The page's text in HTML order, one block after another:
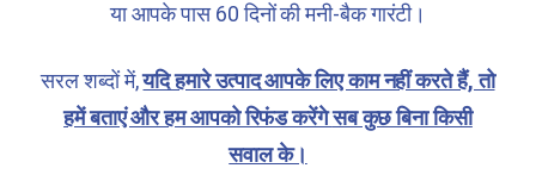
या आपके पास 60 दिनों की मनी-बैकगारंटी।
सरल शब्दों में,यदि हमारे उत्पाद आपके लिए काम नहीं करते हैं, तो
हमें बताएं और हम आपको रिफंड करेंगेसब कुछ बिना किसी
सवाल के।